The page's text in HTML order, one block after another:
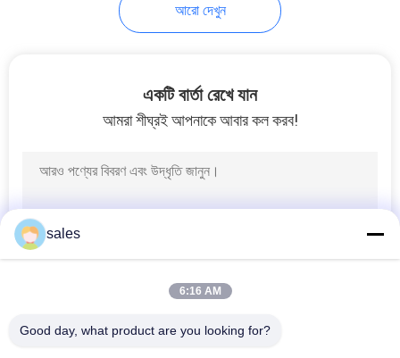
ক্যালসিয়াম ফ্লুওরাইড
অ্যামোনিয়াম হাইড্রোজেন
ফ্লুওরাইড
আরো দেখুন
একটি বার্তা রেখে যান
আমরা শীঘ্রই আপনাকে আবার কল করব!
sales
6:16 AM
Good day, what product are you looking for?